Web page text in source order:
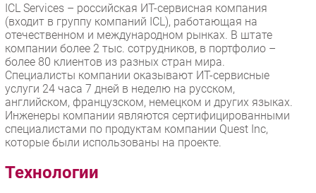
ICL Services – российская ИТ-сервисная компания
(входит в группу компаний ICL), работающая на
отечественном и международном рынках. В штате
компании более 2 тыс. сотрудников, в портфолио –
более 80 клиентов из разных стран мира.
Специалисты компании оказывают ИТ-сервисные
услуги 24 часа 7 дней в неделю на русском,
английском, французском, немецком и других языках.
Инженеры компании являются сертифицированными
специалистами по продуктам компании Quest Inc,
которые были использованы на проекте.
Технологии